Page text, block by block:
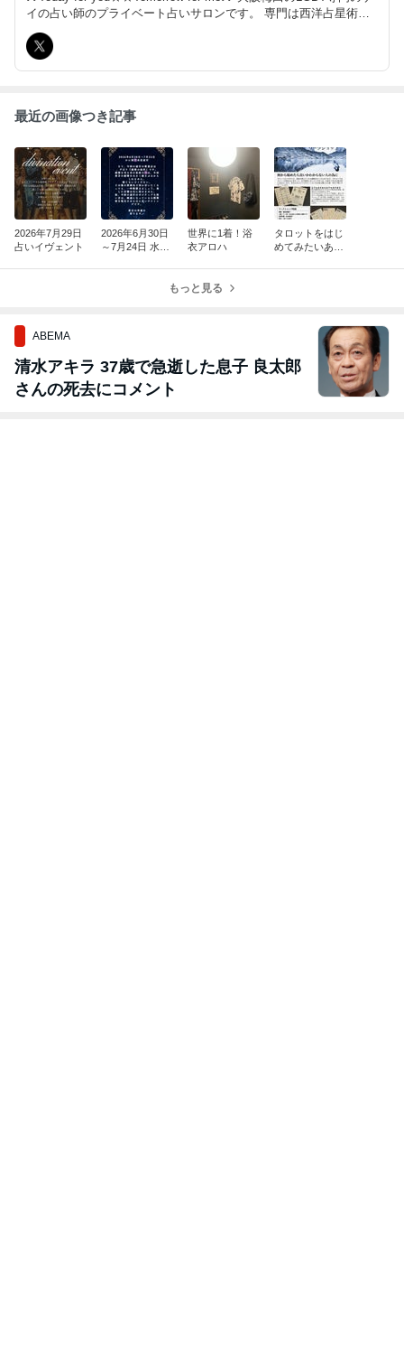
イの占い師のプライベート占いサロンです。 専門は西洋占星術、
たします。
最近の画像つき記事
2026年7月29日
占いイヴェント
2026年6月30日
～7月24日 水星
世界に1着！浴
衣アロハ
タロットをはじ
めてみたいあな
もっと見る
ABEMA
清水アキラ 37歳で急逝した息子 良太郎
さんの死去にコメント